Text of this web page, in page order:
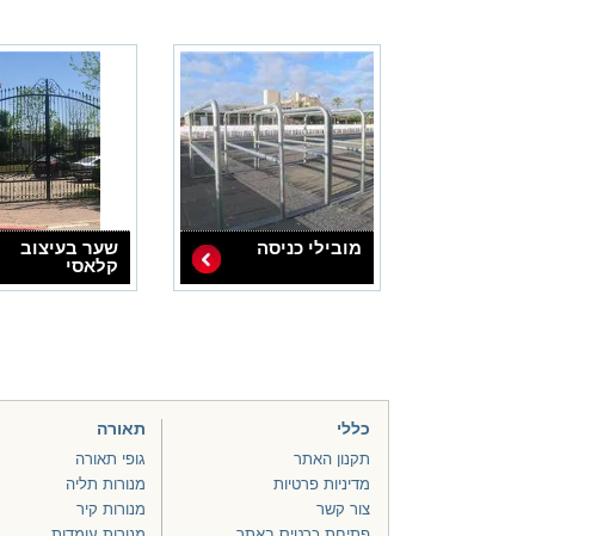
מובילי כניסה
שער בעיצוב
קלאסי
כללי
תקנון האתר
מדיניות פרטיות
צור קשר
תאורה
גופי תאורה
מנורות תליה
מנורות קיר